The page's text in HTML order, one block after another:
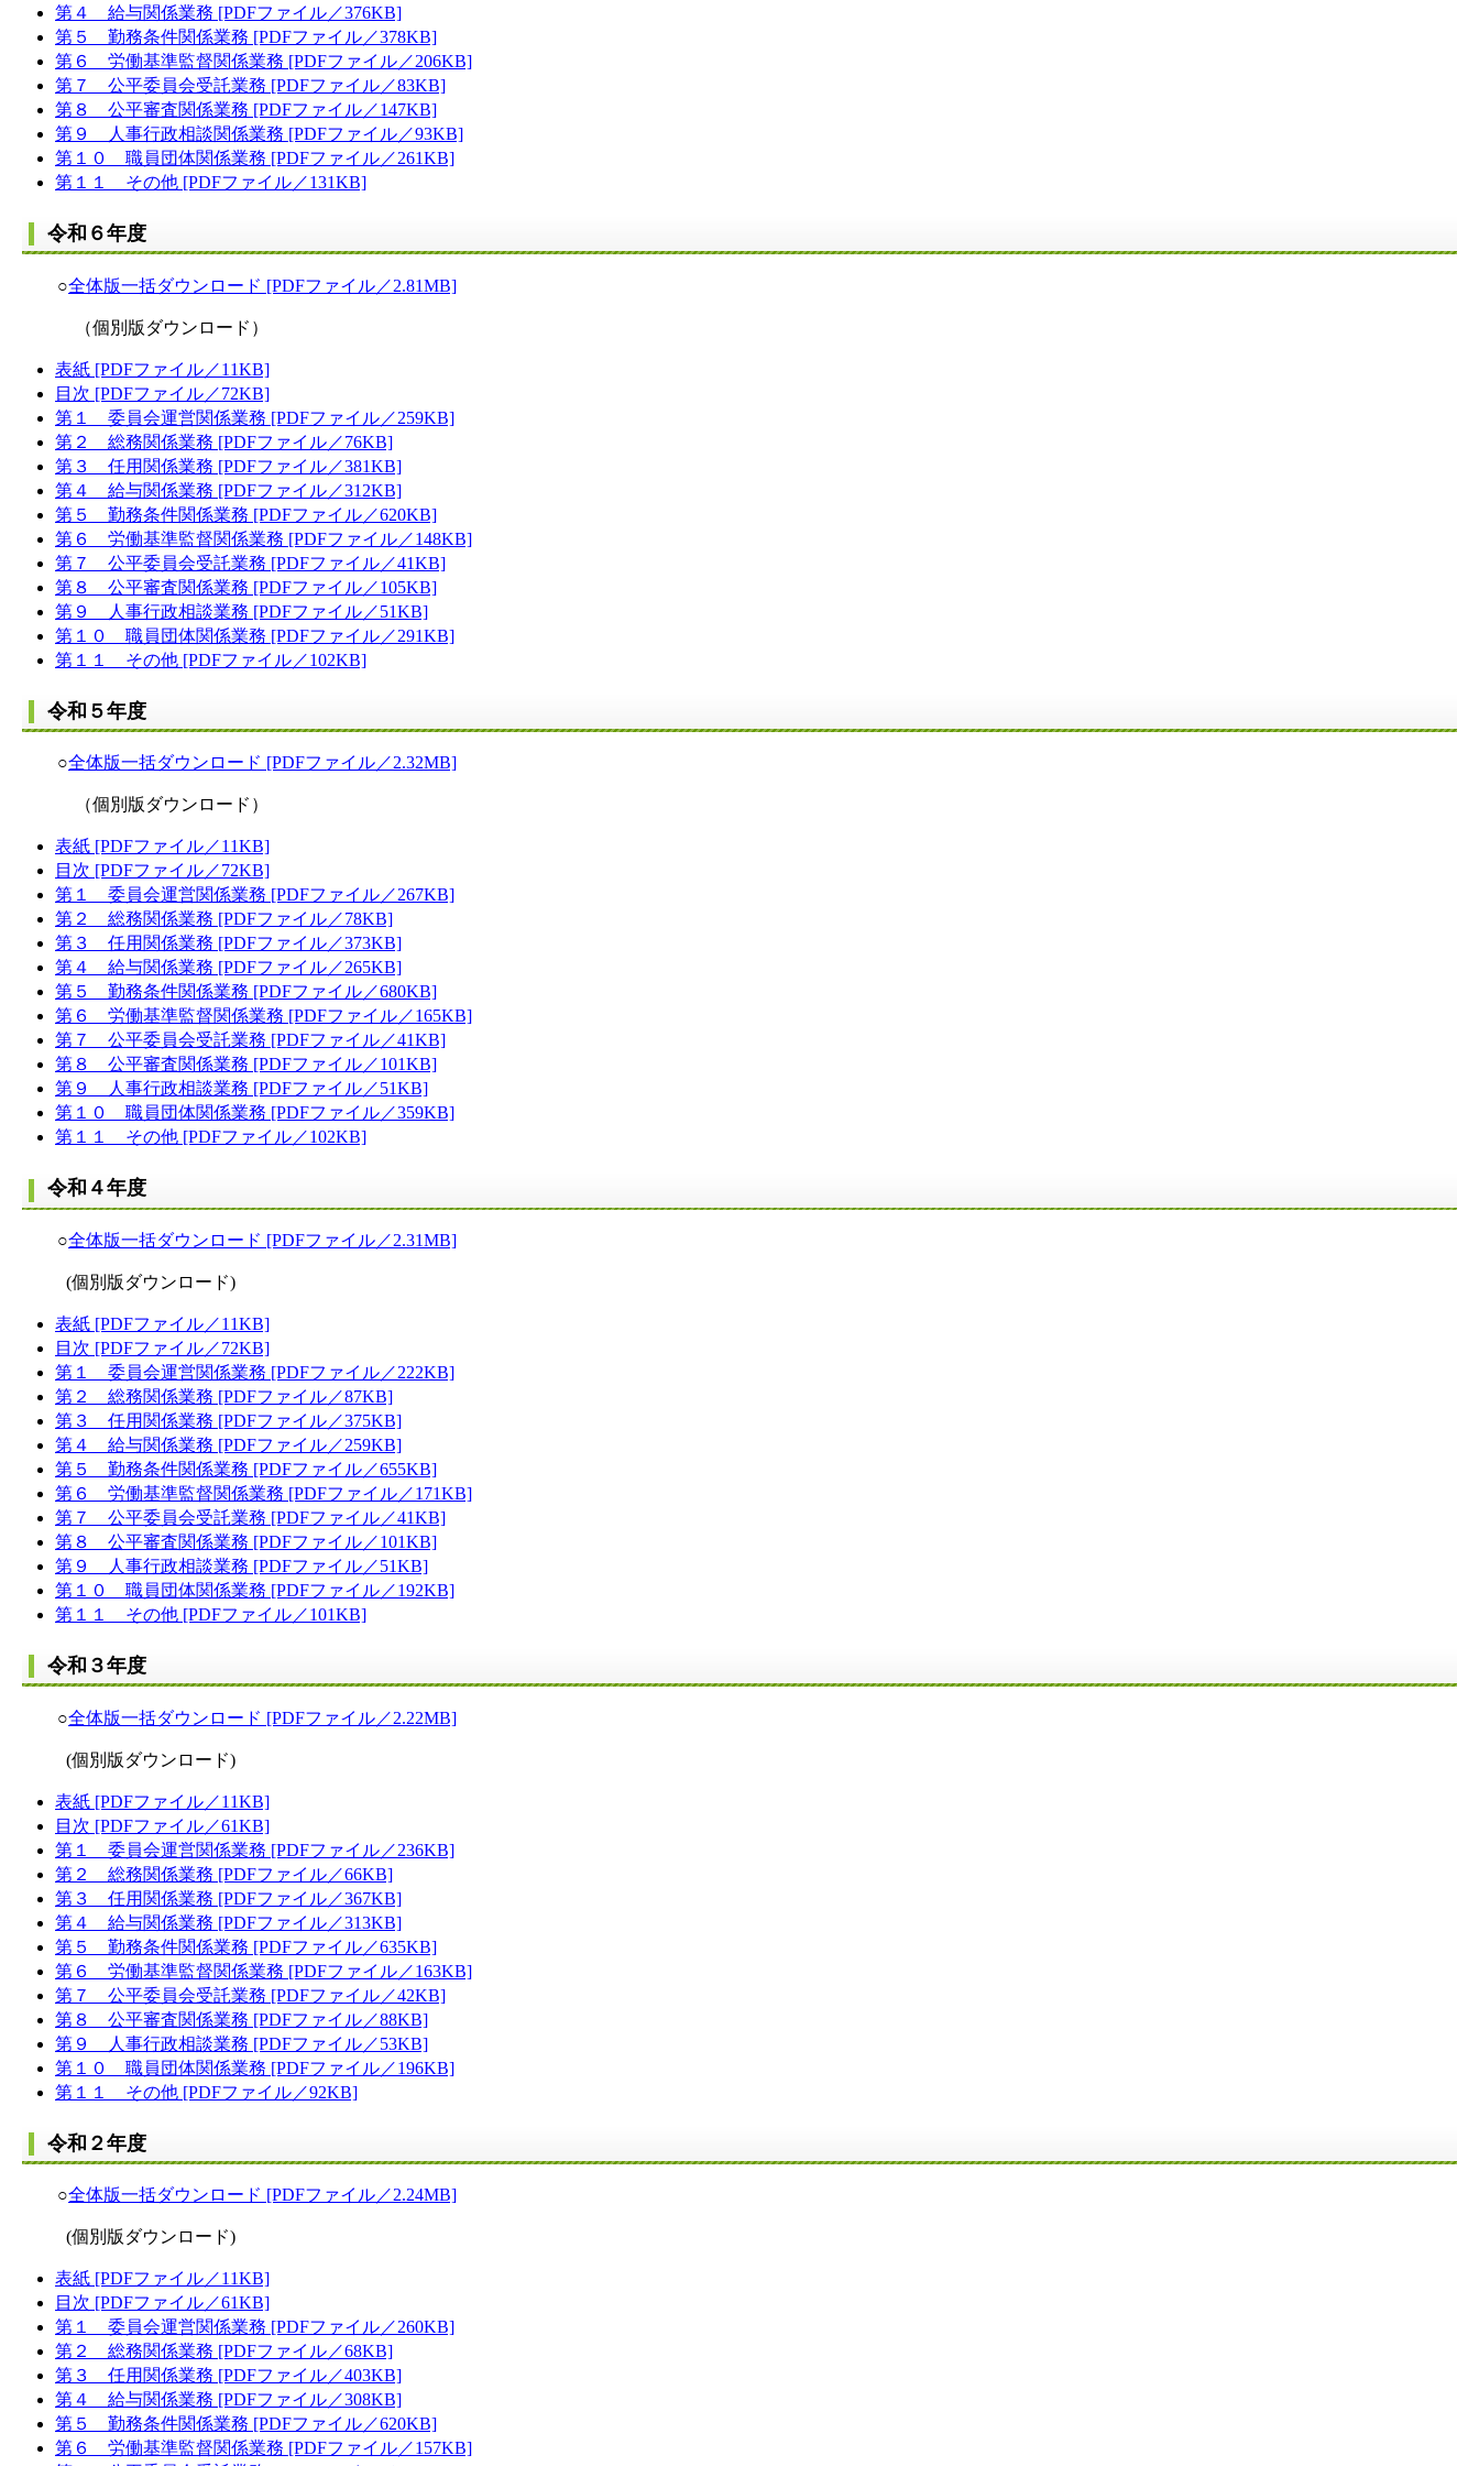
第４ 給与関係業務 [PDFファイル／376KB]
第５ 勤務条件関係業務 [PDFファイル／378KB]
第６ 労働基準監督関係業務 [PDFファイル／206KB]
第７ 公平委員会受託業務 [PDFファイル／83KB]
第８ 公平審査関係業務 [PDFファイル／147KB]
第９ 人事行政相談関係業務 [PDFファイル／93KB]
第１０ 職員団体関係業務 [PDFファイル／261KB]
第１１ その他 [PDFファイル／131KB]
令和６年度
○全体版一括ダウンロード [PDFファイル／2.81MB]
（個別版ダウンロード）
表紙 [PDFファイル／11KB]
目次 [PDFファイル／72KB]
第１ 委員会運営関係業務 [PDFファイル／259KB]
第２ 総務関係業務 [PDFファイル／76KB]
第３ 任用関係業務 [PDFファイル／381KB]
第４ 給与関係業務 [PDFファイル／312KB]
第５ 勤務条件関係業務 [PDFファイル／620KB]
第６ 労働基準監督関係業務 [PDFファイル／148KB]
第７ 公平委員会受託業務 [PDFファイル／41KB]
第８ 公平審査関係業務 [PDFファイル／105KB]
第９ 人事行政相談業務 [PDFファイル／51KB]
第１０ 職員団体関係業務 [PDFファイル／291KB]
第１１ その他 [PDFファイル／102KB]
令和５年度
○全体版一括ダウンロード [PDFファイル／2.32MB]
（個別版ダウンロード）
表紙 [PDFファイル／11KB]
目次 [PDFファイル／72KB]
第１ 委員会運営関係業務 [PDFファイル／267KB]
第２ 総務関係業務 [PDFファイル／78KB]
第３ 任用関係業務 [PDFファイル／373KB]
第４ 給与関係業務 [PDFファイル／265KB]
第５ 勤務条件関係業務 [PDFファイル／680KB]
第６ 労働基準監督関係業務 [PDFファイル／165KB]
第７ 公平委員会受託業務 [PDFファイル／41KB]
第８ 公平審査関係業務 [PDFファイル／101KB]
第９ 人事行政相談業務 [PDFファイル／51KB]
第１０ 職員団体関係業務 [PDFファイル／359KB]
第１１ その他 [PDFファイル／102KB]
令和４年度
○全体版一括ダウンロード [PDFファイル／2.31MB]
(個別版ダウンロード)
表紙 [PDFファイル／11KB]
目次 [PDFファイル／72KB]
第１ 委員会運営関係業務 [PDFファイル／222KB]
第２ 総務関係業務 [PDFファイル／87KB]
第３ 任用関係業務 [PDFファイル／375KB]
第４ 給与関係業務 [PDFファイル／259KB]
第５ 勤務条件関係業務 [PDFファイル／655KB]
第６ 労働基準監督関係業務 [PDFファイル／171KB]
第７ 公平委員会受託業務 [PDFファイル／41KB]
第８ 公平審査関係業務 [PDFファイル／101KB]
第９ 人事行政相談業務 [PDFファイル／51KB]
第１０ 職員団体関係業務 [PDFファイル／192KB]
第１１ その他 [PDFファイル／101KB]
令和３年度
○全体版一括ダウンロード [PDFファイル／2.22MB]
(個別版ダウンロード)
表紙 [PDFファイル／11KB]
目次 [PDFファイル／61KB]
第１ 委員会運営関係業務 [PDFファイル／236KB]
第２ 総務関係業務 [PDFファイル／66KB]
第３ 任用関係業務 [PDFファイル／367KB]
第４ 給与関係業務 [PDFファイル／313KB]
第５ 勤務条件関係業務 [PDFファイル／635KB]
第６ 労働基準監督関係業務 [PDFファイル／163KB]
第７ 公平委員会受託業務 [PDFファイル／42KB]
第８ 公平審査関係業務 [PDFファイル／88KB]
第９ 人事行政相談業務 [PDFファイル／53KB]
第１０ 職員団体関係業務 [PDFファイル／196KB]
第１１ その他 [PDFファイル／92KB]
令和２年度
○全体版一括ダウンロード [PDFファイル／2.24MB]
(個別版ダウンロード)
表紙 [PDFファイル／11KB]
目次 [PDFファイル／61KB]
第１ 委員会運営関係業務 [PDFファイル／260KB]
第２ 総務関係業務 [PDFファイル／68KB]
第３ 任用関係業務 [PDFファイル／403KB]
第４ 給与関係業務 [PDFファイル／308KB]
第５ 勤務条件関係業務 [PDFファイル／620KB]
第６ 労働基準監督関係業務 [PDFファイル／157KB]